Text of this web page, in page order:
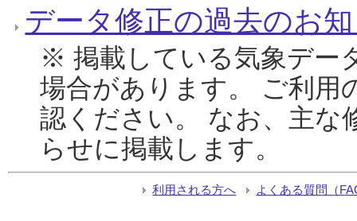
データ修正の過去のお
※ 掲載している気象デー
場合があります。 ご利用
認ください。 なお、主な
らせに掲載します。
利用される方へ よくある質問（